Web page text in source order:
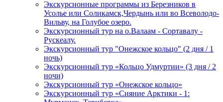
Экскурсионные программы из Березников в
Усолье или Соликамск,Чердынь или во Всеволодо-
Вильву, на Голубое озеро.
Экскурсионный тур на о.Валаам - Сортавалу -
Рускеалу.
Экскурсионный тур "Онежское кольцо" (2 дня / 1
ночь)
Экскурсионный тур «Кольцо Удмуртии» (3 дня / 2
ночи)
Экскурсионный тур «Онежское кольцо»
Экскурсионный тур «Сияние Арктики - 1: